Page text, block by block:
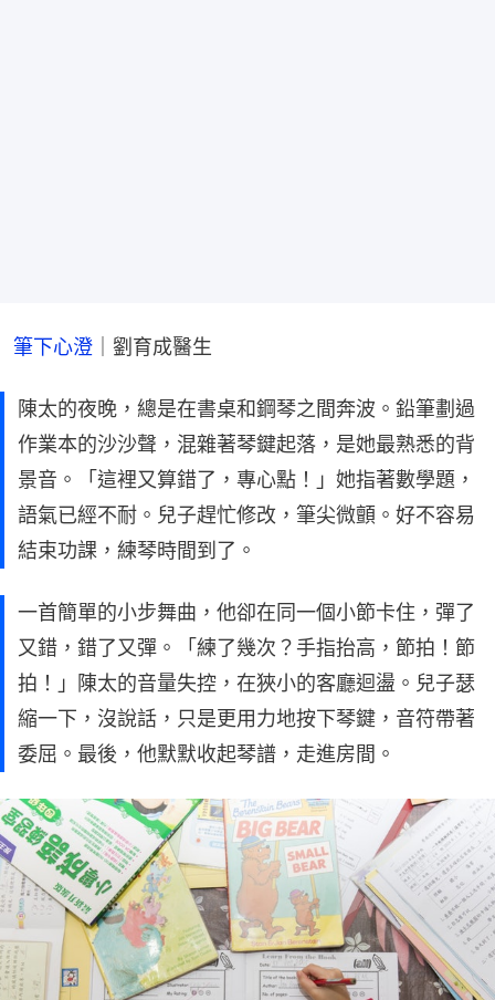
筆下心澄 ｜劉育成醫生
陳太的夜晚，總是在書桌和鋼琴之間奔波。鉛筆劃過
作業本的沙沙聲，混雜著琴鍵起落，是她最熟悉的背
景音。「這裡又算錯了，專心點！」她指著數學題，
語氣已經不耐。兒子趕忙修改，筆尖微顫。好不容易
結束功課，練琴時間到了。
一首簡單的小步舞曲，他卻在同一個小節卡住，彈了
又錯，錯了又彈。「練了幾次？手指抬高，節拍！節
拍！」陳太的音量失控，在狹小的客廳迴盪。兒子瑟
縮一下，沒說話，只是更用力地按下琴鍵，音符帶著
委屈。最後，他默默收起琴譜，走進房間。